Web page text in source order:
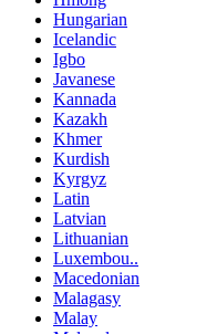
Hungarian
Icelandic
Igbo
Javanese
Kannada
Kazakh
Khmer
Kurdish
Kyrgyz
Latin
Latvian
Lithuanian
Luxembou..
Macedonian
Malagasy
Malay